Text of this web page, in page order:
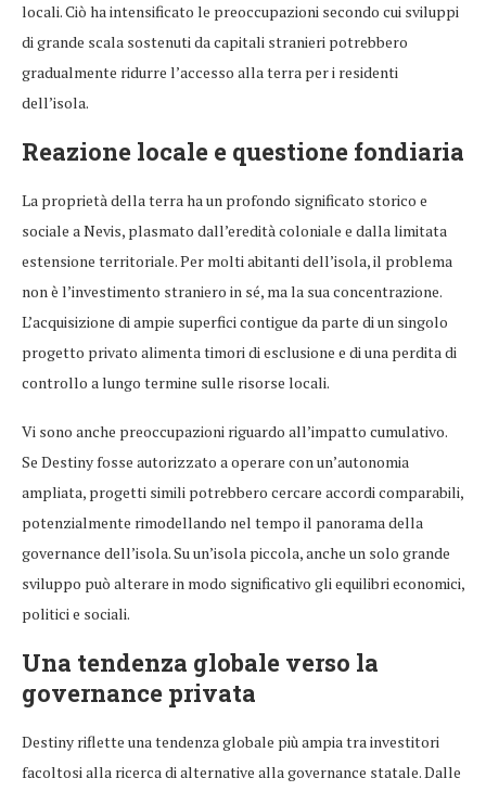
locali. Ciò ha intensificato le preoccupazioni secondo cui sviluppi
di grande scala sostenuti da capitali stranieri potrebbero
gradualmente ridurre l’accesso alla terra per i residenti
dell’isola.
Reazione locale e questione fondiaria
La proprietà della terra ha un profondo significato storico e
sociale a Nevis, plasmato dall’eredità coloniale e dalla limitata
estensione territoriale. Per molti abitanti dell’isola, il problema
non è l’investimento straniero in sé, ma la sua concentrazione.
L’acquisizione di ampie superfici contigue da parte di un singolo
progetto privato alimenta timori di esclusione e di una perdita di
controllo a lungo termine sulle risorse locali.
Vi sono anche preoccupazioni riguardo all’impatto cumulativo.
Se Destiny fosse autorizzato a operare con un’autonomia
ampliata, progetti simili potrebbero cercare accordi comparabili,
potenzialmente rimodellando nel tempo il panorama della
governance dell’isola. Su un’isola piccola, anche un solo grande
sviluppo può alterare in modo significativo gli equilibri economici,
politici e sociali.
Una tendenza globale verso la
governance privata
Destiny riflette una tendenza globale più ampia tra investitori
facoltosi alla ricerca di alternative alla governance statale. Dalle